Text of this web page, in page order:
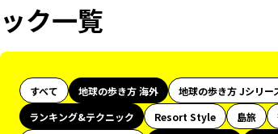
ック一覧
すべて 地球の歩き方 海外 地球の歩き方 Jシリー
ランキング&テクニック
Resort Style 島旅